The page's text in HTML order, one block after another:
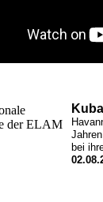
bei